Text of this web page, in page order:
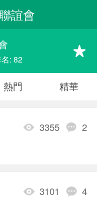
誼會
: 82
熱門 精華
3355 2
3101 4